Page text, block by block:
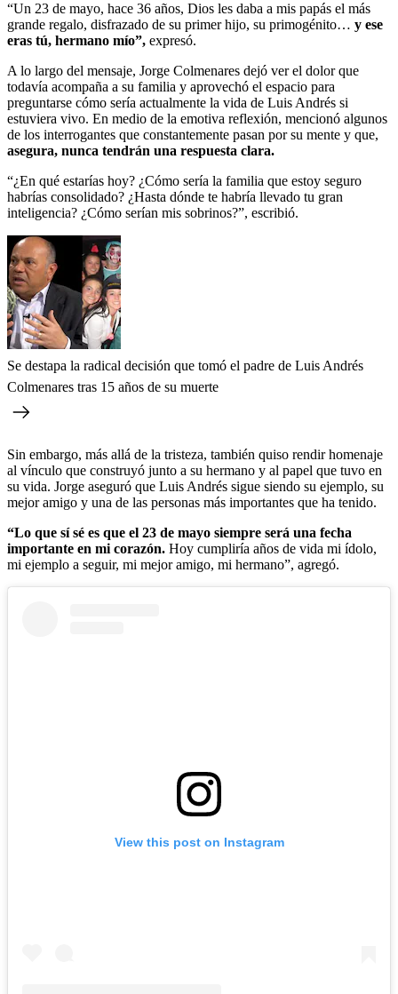
“Un 23 de mayo, hace 36 años, Dios les daba a mis papás el más
grande regalo, disfrazado de su primer hijo, su primogénito… y ese
eras tú, hermano mío”, expresó.
A lo largo del mensaje, Jorge Colmenares dejó ver el dolor que
todavía acompaña a su familia y aprovechó el espacio para
preguntarse cómo sería actualmente la vida de Luis Andrés si
estuviera vivo. En medio de la emotiva reflexión, mencionó algunos
de los interrogantes que constantemente pasan por su mente y que,
asegura, nunca tendrán una respuesta clara.
“¿En qué estarías hoy? ¿Cómo sería la familia que estoy seguro
habrías consolidado? ¿Hasta dónde te habría llevado tu gran
inteligencia? ¿Cómo serían mis sobrinos?”, escribió.
Se destapa la radical decisión que tomó el padre de Luis Andrés
Colmenares tras 15 años de su muerte
Sin embargo, más allá de la tristeza, también quiso rendir homenaje
al vínculo que construyó junto a su hermano y al papel que tuvo en
su vida. Jorge aseguró que Luis Andrés sigue siendo su ejemplo, su
mejor amigo y una de las personas más importantes que ha tenido.
“Lo que sí sé es que el 23 de mayo siempre será una fecha
importante en mi corazón. Hoy cumpliría años de vida mi ídolo,
mi ejemplo a seguir, mi mejor amigo, mi hermano”, agregó.
View this post on Instagram